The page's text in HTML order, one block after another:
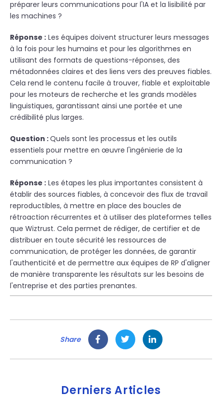
préparer leurs communications pour l'IA et la lisibilité par
les machines ?
Réponse : Les équipes doivent structurer leurs messages
à la fois pour les humains et pour les algorithmes en
utilisant des formats de questions-réponses, des
métadonnées claires et des liens vers des preuves fiables.
Cela rend le contenu facile à trouver, fiable et exploitable
pour les moteurs de recherche et les grands modèles
linguistiques, garantissant ainsi une portée et une
crédibilité plus larges.​
Question :Quels sont les processus et les outils
essentiels pour mettre en œuvre l'ingénierie de la
communication ?
Réponse : Les étapes les plus importantes consistent à
établir des sources fiables, à concevoir des flux de travail
reproductibles, à mettre en place des boucles de
rétroaction récurrentes et à utiliser des plateformes telles
que Wiztrust. Cela permet de rédiger, de certifier et de
distribuer en toute sécurité les ressources de
communication, de protéger les données, de garantir
l'authenticité et de permettre aux équipes de RP d'aligner
de manière transparente les résultats sur les besoins de
l'entreprise et des parties prenantes.
Share
Derniers Articles